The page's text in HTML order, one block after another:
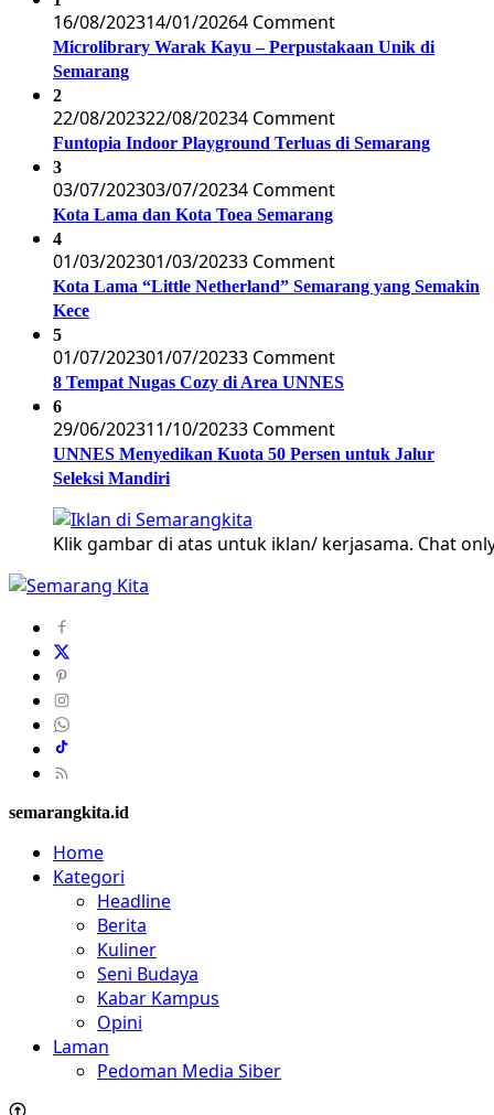
16/08/202314/01/20264 Comment
Microlibrary Warak Kayu – Perpustakaan Unik di
Semarang
2
22/08/202322/08/20234 Comment
Funtopia Indoor Playground Terluas di Semarang
3
03/07/202303/07/20234 Comment
Kota Lama dan Kota Toea Semarang
4
01/03/202301/03/20233 Comment
Kota Lama “Little Netherland” Semarang yang Semakin
Kece
5
01/07/202301/07/20233 Comment
8 Tempat Nugas Cozy di Area UNNES
6
29/06/202311/10/20233 Comment
UNNES Menyedikan Kuota 50 Persen untuk Jalur
Seleksi Mandiri
Klik gambar di atas untuk iklan/ kerjasama. Chat
semarangkita.id
Home
Kategori
Headline
Berita
Kuliner
Seni Budaya
Kabar Kampus
Opini
Laman
Pedoman Media Siber